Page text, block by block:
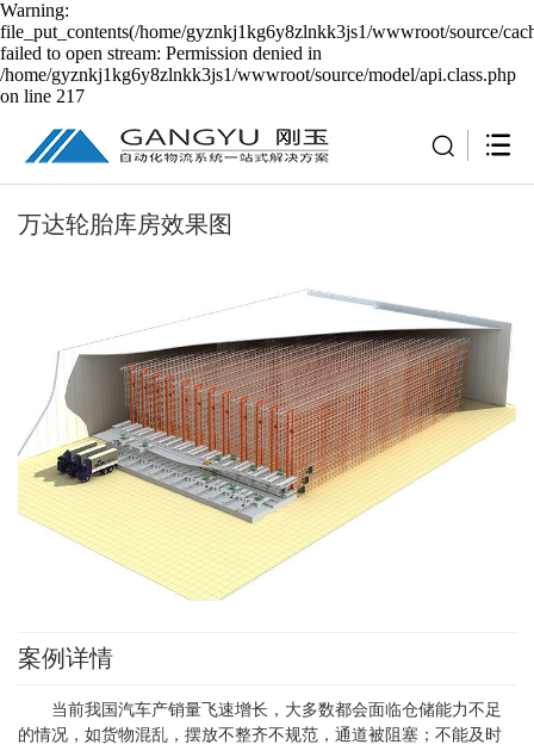
Warning:
file_put_contents(/home/gyznkj1kg6y8zlnkk3js1/wwwroot/source/
failed to open stream: Permission denied in
/home/gyznkj1kg6y8zlnkk3js1/wwwroot/source/model/api.class.php
on line 217
万达轮胎库房效果图
案例详情
当前我国汽车产销量飞速增长，大多数都会面临仓储能力不足
的情况，如货物混乱，摆放不整齐不规范，通道被阻塞；不能及时